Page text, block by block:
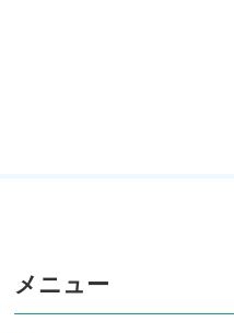
メニュー